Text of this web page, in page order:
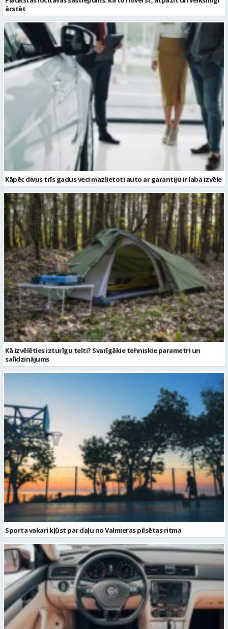
ārstēt
Kāpēc divus trīs gadus veci mazlietoti auto ar garantiju ir laba izvēle
Kā izvēlēties izturīgu telti? Svarīgākie tehniskie parametri un
salīdzinājums
Sporta vakari kļūst par daļu no Valmieras pilsētas ritma